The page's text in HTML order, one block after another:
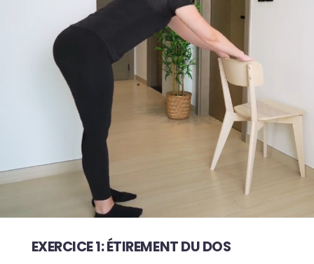
EXERCICE 1: ÉTIREMENT DU DOS